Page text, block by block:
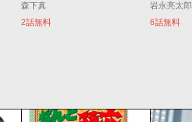
森下真
2話無料
岩永亮太郎
6話無料